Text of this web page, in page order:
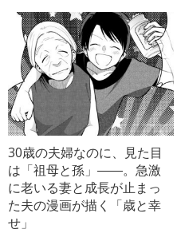
30歳の夫婦なのに、見た目
は「祖母と孫」――。急激
に老いる妻と成長が止まっ
た夫の漫画が描く「歳と幸
せ」